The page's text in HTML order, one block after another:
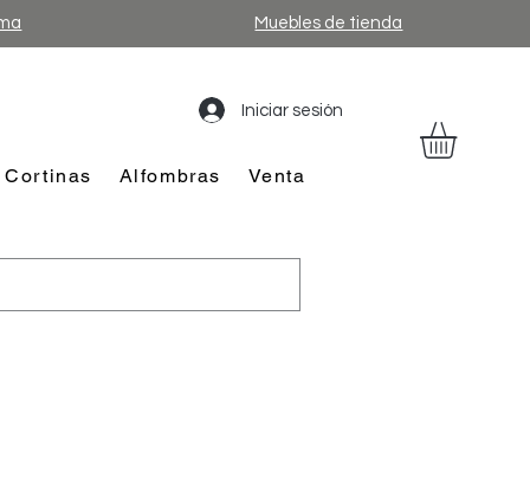
Muebles de tienda
Iniciar sesión
Cortinas Alfombras Venta